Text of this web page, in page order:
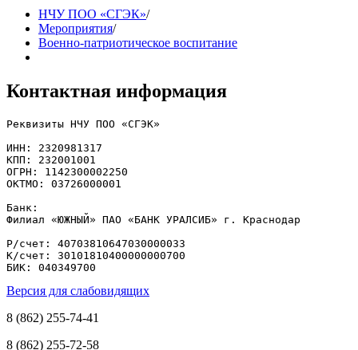
НЧУ ПОО «СГЭК»/
Мероприятия/
Военно-патриотическое воспитание
Контактная информация
Реквизиты НЧУ ПОО «СГЭК»
ИНН: 2320981317
КПП: 232001001
ОГРН: 1142300002250
ОКТМО: 03726000001
Банк:
Филиал «ЮЖНЫЙ» ПАО «БАНК УРАЛСИБ» г. Краснодар
Р/счет: 40703810647030000033
К/счет: 30101810400000000700
БИК: 040349700
Версия для слабовидящих
8 (862) 255-74-41
8 (862) 255-72-58